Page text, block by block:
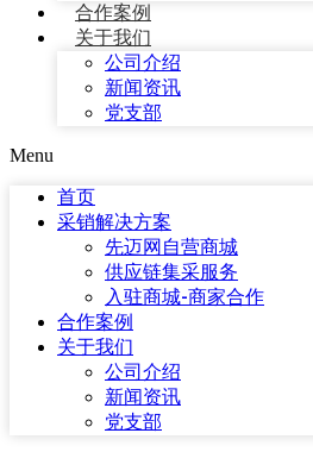
合作案例
关于我们
公司介绍
新闻资讯
党支部
Menu
首页
采销解决方案
先迈网自营商城
供应链集采服务
入驻商城-商家合作
合作案例
关于我们
公司介绍
新闻资讯
党支部